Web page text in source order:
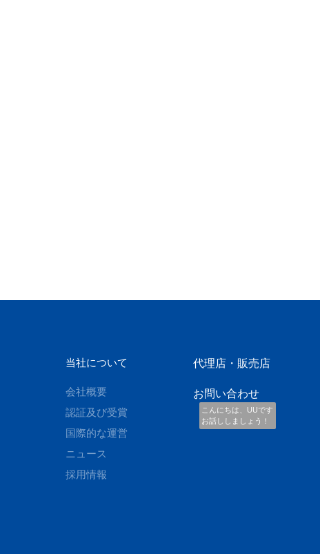
こんにちは、UUです
お話ししましょう！
当社について
会社概要
認証及び受賞
国際的な運営
ニュース
採用情報
代理店・販売店
お問い合わせ